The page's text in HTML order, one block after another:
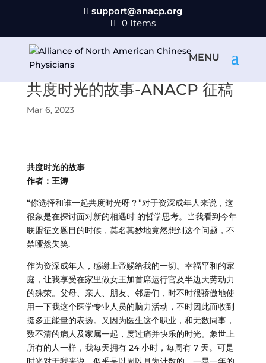
support@anacp.org
0 Items
共度时光的故事-ANACP 征稿
Mar 6, 2023
共度时光的故事
作者：王涛
“你选择和谁一起共度时光呀？”对于资深成年人来说，这
很象是在探讨面对新的相遇时 的哲学思考。当我看到今年
联盟征文题目的时候，莫名其妙地竟然想到这个问题，不
禁哑然失笑.
作为资深成年人，感谢上帝赐给我的一切。幸福平和的家
庭，让我享受在家里做女王加首席运行官及半边天劳动力
的殊荣。父母、亲人、朋友、邻居们，时不时很骄傲地使
用一下我这个医学专业人员的脑力活动，不时因此而收到
挺多正能量的表扬。又因为医生这个职业，和无数同事，
数不清的病人及家属一起，度过痛并快乐的时光。象世上
所有的人一样，我每天拥有 24 小时，每周有 7 天。可是